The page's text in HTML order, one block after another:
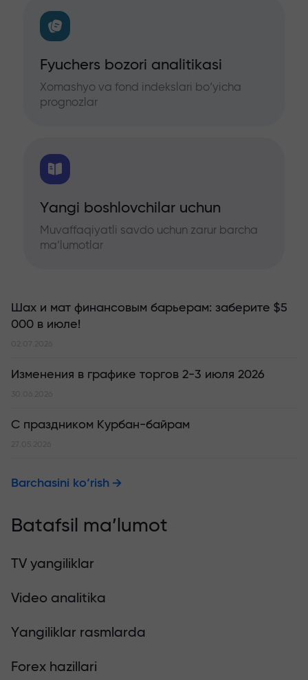
Fyuchers bozori analitikasi
Xomashyo va fond indekslari bo‘yicha
prognozlar
Yangi boshlovchilar uchun
Muvaffaqiyatli savdo uchun zarur barcha
ma’lumotlar
Шах и мат финансовым барьерам: заберите $5
000 в июле!
02.07.2026
Изменения в графике торгов 2-3 июля 2026
30.06.2026
С праздником Курбан-байрам
27.05.2026
Barchasini ko‘rish
Batafsil ma’lumot
TV yangiliklar
Video analitika
Yangiliklar rasmlarda
Forex hazillari